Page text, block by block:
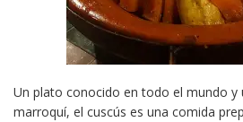
Un plato conocido en todo el mundo y
marroquí, el cuscús es una comida